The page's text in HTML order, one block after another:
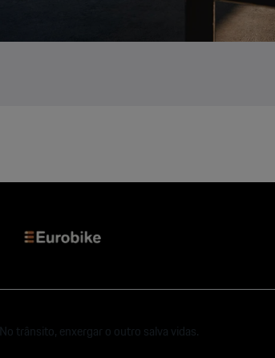
No trânsito, enxergar o outro salva vidas.